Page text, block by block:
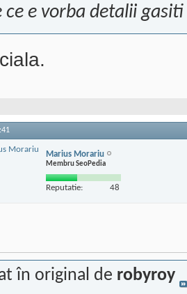
ce e vorba detalii gasiti
Marius Morariu
Membru SeoPedia
Reputatie: 48
în original de robyroy